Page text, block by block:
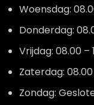
Woensdag:
Donderdag:
Vrijdag: 08.00 –
Zaterdag: 08.00
Zondag: